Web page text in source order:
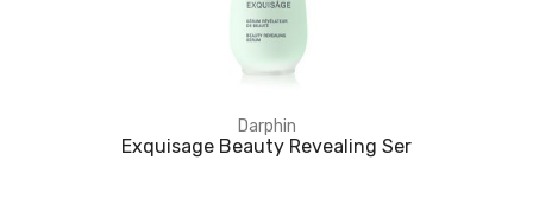
Darphin
Exquisage Beauty Revealing Ser